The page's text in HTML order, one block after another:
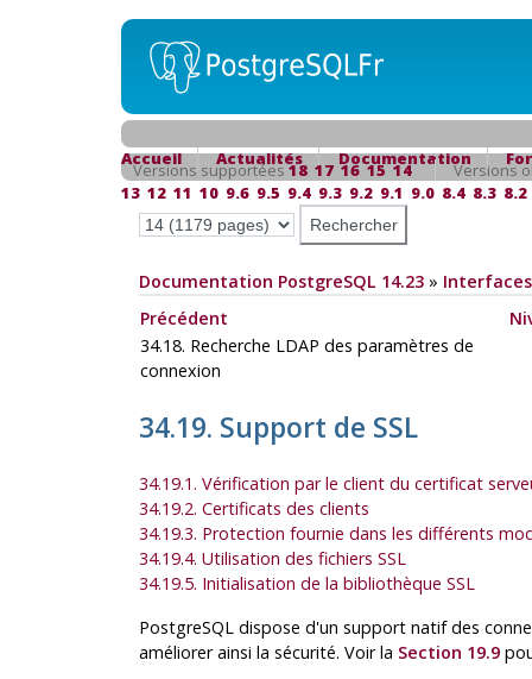
Accueil Actualités Documentation
Versions supportées18 17 16 15 14
Versions
13 12 11 10 9.6 9.5 9.4 9.3 9.2 9.1 9.0 8.4 8.3 8.2
Documentation PostgreSQL 14.23»
Précédent
34.18. Recherche LDAP des paramètres de
connexion
34.19. Support de SSL
34.19.1. Vérification par le client du certificat
34.19.2. Certificats des clients
34.19.3. Protection fournie dans les différents
34.19.4. Utilisation des fichiers SSL
34.19.5. Initialisation de la bibliothèque SSL
PostgreSQLdispose d'un support natif des
améliorer ainsi la sécurité. Voir la Section 19.9